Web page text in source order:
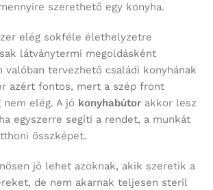
szerethető egy konyha.
elég sokféle élethelyzetre
látványtermi megoldásként
valóban tervezhető családi konyhának
azért fontos, mert a szép front
nem elég. A jó konyhabútor akkor lesz
egyszerre segíti a rendet, a munkát
összképet.
jó lehet azoknak, akik szeretik a
de nem akarnak teljesen steril